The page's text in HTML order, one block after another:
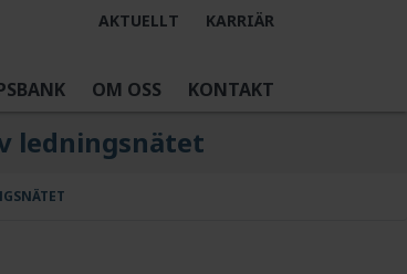
AKTUELLT KARRIÄR
OM OSS KONTAKT
ledningsnätet